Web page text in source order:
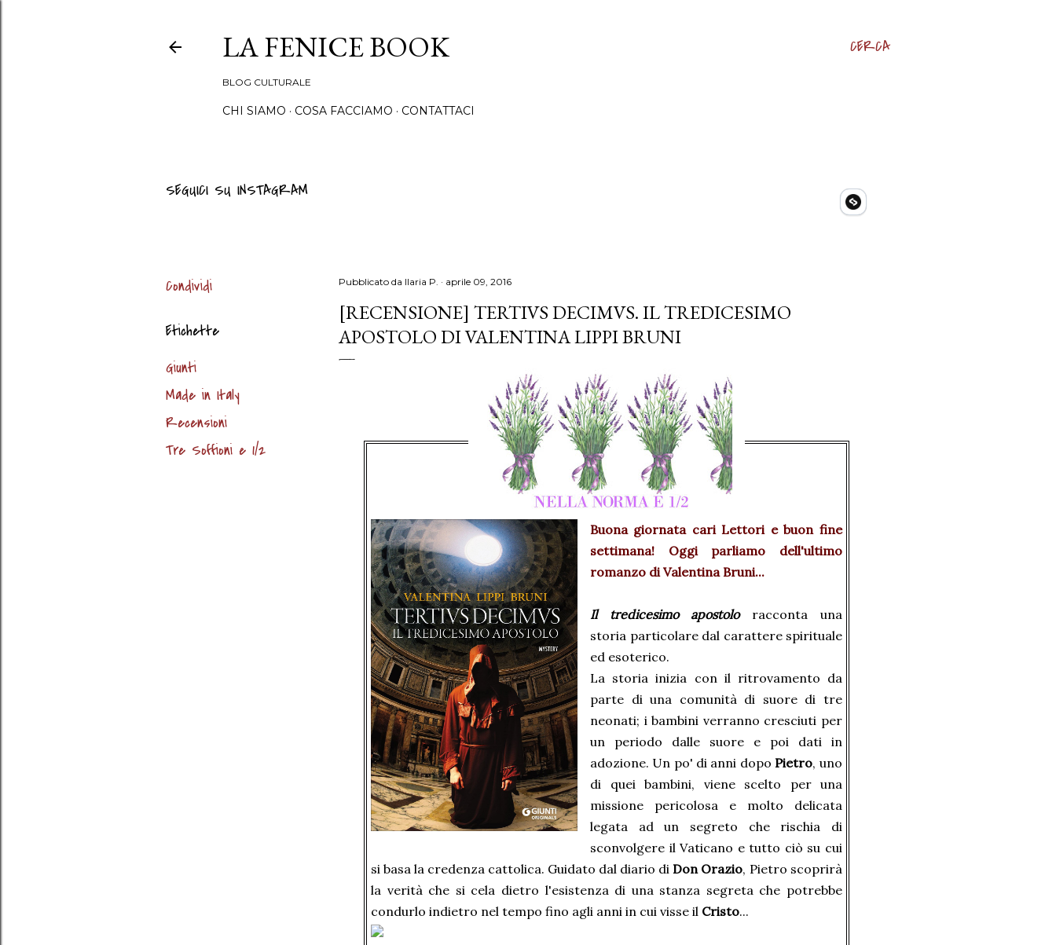
CERCA
LA FENICE BOOK
BLOG CULTURALE
CHI SIAMO COSA FACCIAMO CONTATTACI
SEGUICI SU INSTAGRAM
Condividi
Etichette
Giunti
Made in Italy
Recensioni
Tre Soffioni e 1/2
Pubblicato da Ilaria P. aprile 09, 2016
[RECENSIONE] TERTIVS DECIMVS. IL TREDICESIMO
APOSTOLO DI VALENTINA LIPPI BRUNI
Buona giornatacari Lettori e buon fine
settimana! Oggi parliamo dell'ultimo
romanzo di Valentina Bruni...
Il tredicesimo apostolo racconta una
storia particolare dal carattere spirituale
ed esoterico.
La storia inizia con il ritrovamento da
parte di una comunità di suore di tre
neonati; i bambini verranno cresciuti per
un periodo dalle suore e poi dati in
adozione. Un po' di anni dopo Pietro, uno
di quei bambini, viene scelto per una
missione pericolosa e molto delicata
legata ad un segreto che rischia di
sconvolgere il Vaticano e tutto ciò su cui
si basa la credenza cattolica. Guidato dal diario di Don Orazio, Pietro scoprirà
la verità che si cela dietro l'esistenza di una stanza segreta che potrebbe
condurlo indietro nel tempo fino agli anni in cui visse il Cristo...